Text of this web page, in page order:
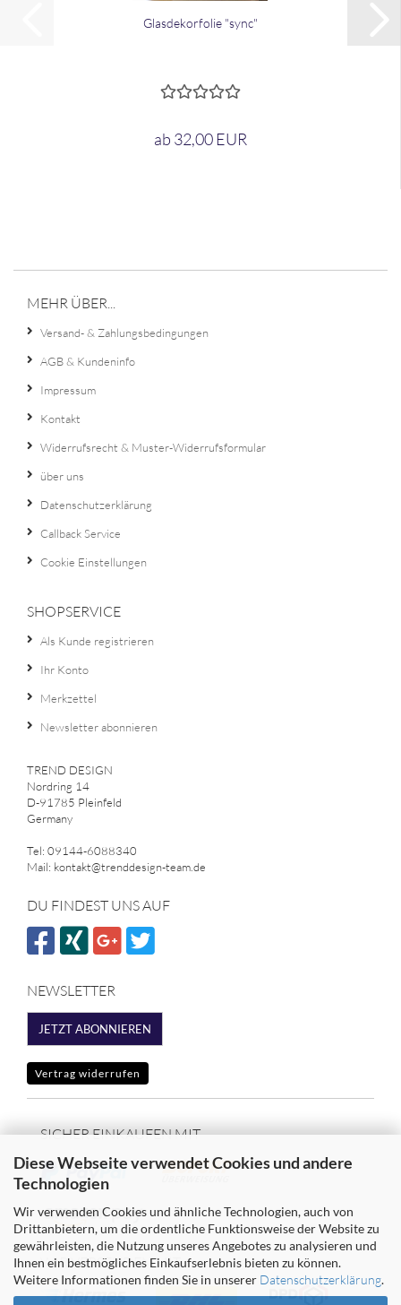
Diese Webseite verwendet Cookies und andere
Technologien
Wir verwenden Cookies und ähnliche Technologien, auch von
Drittanbietern, um die ordentliche Funktionsweise der Website zu
gewährleisten, die Nutzung unseres Angebotes zu analysieren und
Ihnen ein bestmögliches Einkaufserlebnis bieten zu können.
Weitere Informationen finden Sie in unserer Datenschutzerklärung.
Glas­de­kor­fo­lie "sync"
ab 32,00 EUR
MEHR ÜBER...
Versand- & Zahlungsbedingungen
AGB & Kundeninfo
Impressum
Kontakt
Widerrufsrecht & Muster-Widerrufsformular
über uns
Datenschutzerklärung
Callback Service
Cookie Einstellungen
SHOPSERVICE
Als Kunde registrieren
Ihr Konto
Merkzettel
Newsletter abonnieren
TREND DESIGN
Nordring 14
D-91785 Pleinfeld
Germany
Tel: 09144-6088340
Mail: kontakt@trenddesign-team.de
DU FINDEST UNS AUF
NEWSLETTER
JETZT ABONNIEREN
Vertrag widerrufen
SICHER EINKAUFEN MIT
WIR VERSENDEN MIT